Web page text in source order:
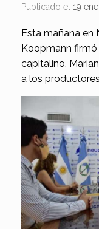
Publicado el 19
Esta mañana en
Koopmann
capitalino,
a los